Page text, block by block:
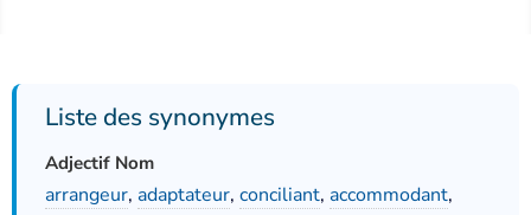
Liste des synonymes
Adjectif Nom
arrangeur, adaptateur, conciliant, accommodant,